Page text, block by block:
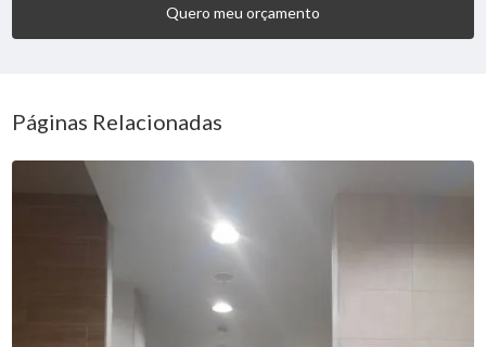
Quero meu orçamento
Páginas Relacionadas